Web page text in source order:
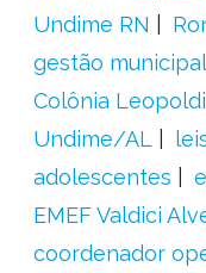
Undime RN
gestão municipal
Colônia
Undime/AL
adolescentes
EMEF Valdici
coordenador